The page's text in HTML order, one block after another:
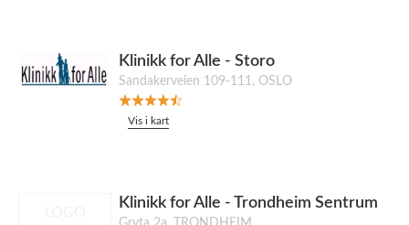
Klinikk for Alle - Storo
Sandakerveien 109-111, OSLO
Vis i kart
Klinikk for Alle - Trondheim Sentrum